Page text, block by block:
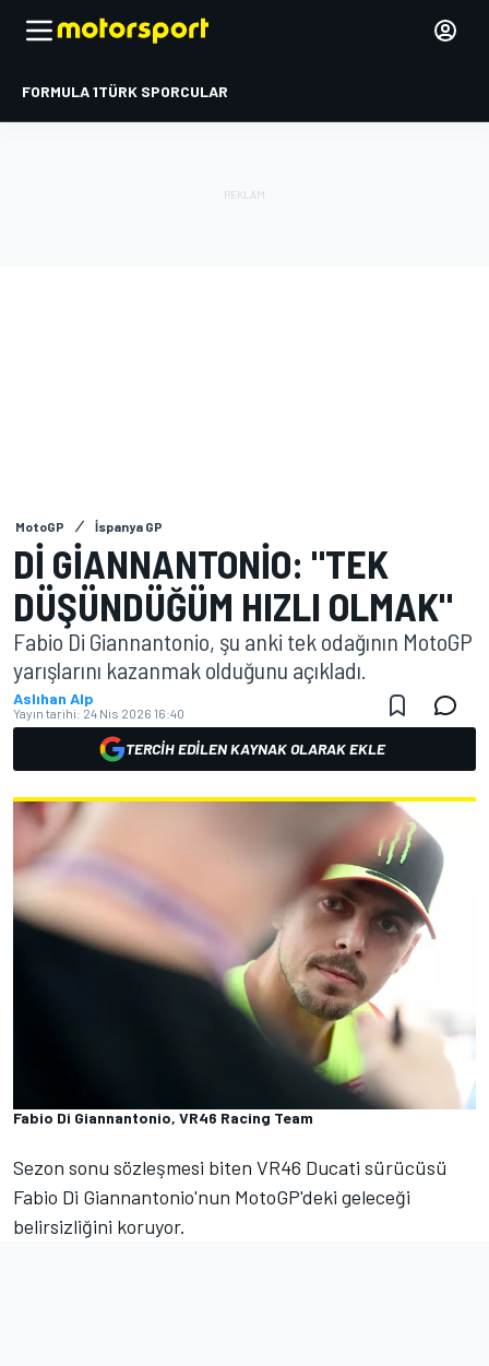
FORMULA 1TÜRK SPORCULAR
MotoGP İspanya GP
DI GIANNANTONIO: "TEK
DÜŞÜNDÜĞÜM HIZLI OLMAK"
Fabio Di Giannantonio, şu anki tek odağının MotoGP
yarışlarını kazanmak olduğunu açıkladı.
Aslıhan Alp
Yayın tarihi: 24 Nis 2026 16:40
TERCIH EDILEN KAYNAK OLARAK EKLE
Fabio Di Giannantonio, VR46 Racing Team
Sezon sonu sözleşmesi biten VR46 Ducati sürücüsü
Fabio Di Giannantonio'nun MotoGP'deki geleceği
belirsizliğini koruyor.